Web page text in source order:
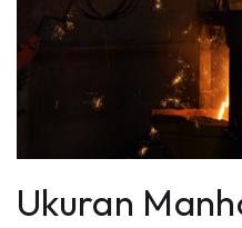
Ukuran